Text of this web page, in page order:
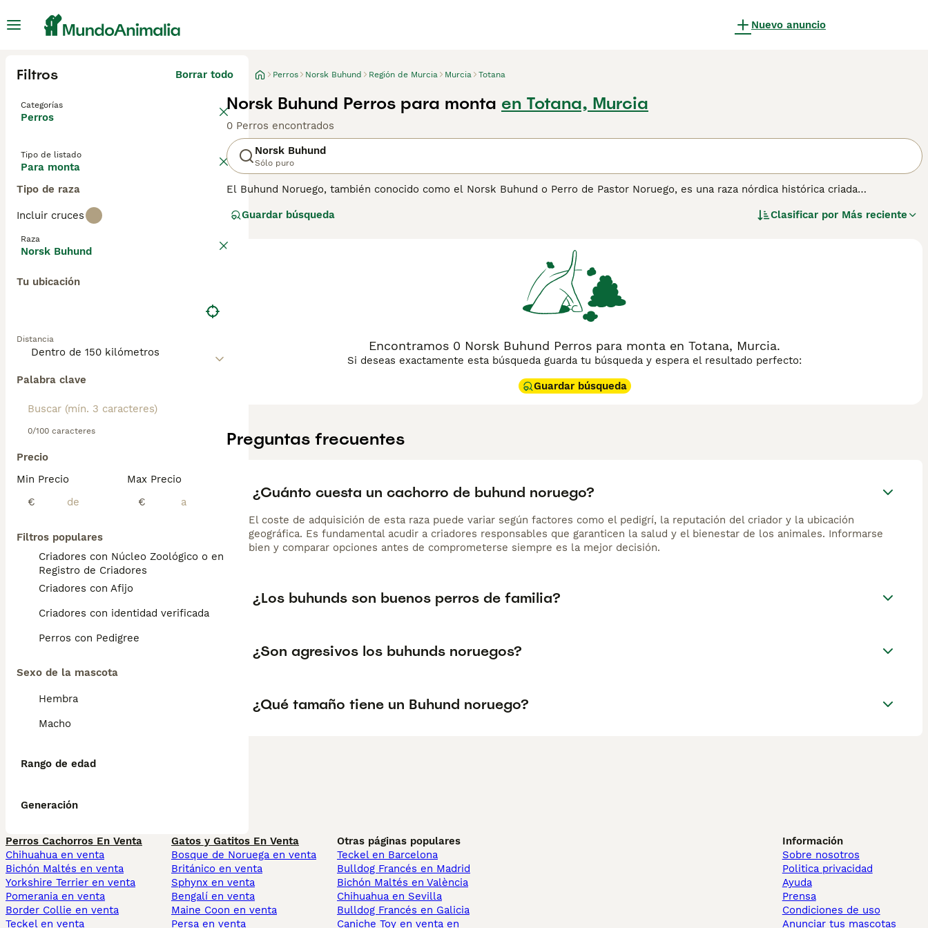
Nuevo anuncio
Filtros Borrar todo
Categorías
Perros
Tipo de listado
Para monta
Tipo de raza
Incluir cruces
Raza
Norsk Buhund
Tu ubicación
Distancia
Palabra clave
0/100 caracteres
Precio
Min Precio
€
Max Precio
€
Filtros populares
Criadores con Núcleo Zoológico o en el
Registro de Criadores
Criadores con Afijo
Criadores con identidad verificada
Perros con Pedigree
Sexo de la mascota
Hembra
Macho
Rango de edad
Generación
Perros Norsk Buhund Región de Murcia Murcia Totana
Norsk Buhund Perros para monta en Totana, Murcia
0 Perros encontrados
Norsk Buhund
Sólo puro
El Buhund Noruego, también conocido como el Norsk Buhund o Perro de Pastor Noruego, es una raza nórdica histórica criada
y los variados tonos de trigo, que van desde crema pálido hasta naranja intenso. Compactos pero robustos, hay ligeras variaciones de
en obediencia, rastreo, pastoreo e incluso tareas de asistencia. Su inteligencia se combina con una naturaleza alegre y cariñosa. Aunque
se llevan bien con niños y otros animales, su espíritu dinámico requiere ejercicio regular y desafíos intelectuales. Para aquellos que
consideran un Buhund, es esencial familiarizarse con su temperamento vivaz, las necesidades de cuidado y los requerimientos de
Norsk Buhund para obtener información sobre esta raza de perro.
Guardar búsqueda Clasificar por Más reciente
Encontramos 0 Norsk Buhund Perros para monta en Totana, Murcia.
Si deseas exactamente esta búsqueda guarda tu búsqueda y espera el resultado perfecto:
Guardar búsqueda
Preguntas frecuentes
¿Cuánto cuesta un cachorro de buhund noruego?
El coste de adquisición de esta raza puede variar según factores como el pedigrí, la reputación del criador y la ubicación
geográfica. Es fundamental acudir a criadores responsables que garanticen la salud y el bienestar de los animales. Informarse
bien y comparar opciones antes de comprometerse siempre es la mejor decisión.
¿Los buhunds son buenos perros de familia?
¿Son agresivos los buhunds noruegos?
¿Qué tamaño tiene un Buhund noruego?
Perros Cachorros En Venta
Chihuahua en venta
Bichón Maltés en venta
Yorkshire Terrier en venta
Pomerania en venta
Border Collie en venta
Teckel en venta
Gatos y Gatitos En Venta
Bosque de Noruega en venta
Británico en venta
Sphynx en venta
Bengalí en venta
Maine Coon en venta
Persa en venta
Otras páginas populares
Teckel en Barcelona
Bulldog Francés en Madrid
Bichón Maltés en València
Chihuahua en Sevilla
Bulldog Francés en Galicia
Caniche Toy en venta en
Información
Sobre nosotros
Politica privacidad
Ayuda
Prensa
Condiciones de uso
Anunciar tus mascotas